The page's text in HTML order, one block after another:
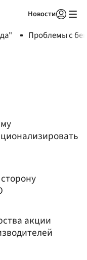
Новости
Проблемы с
акции